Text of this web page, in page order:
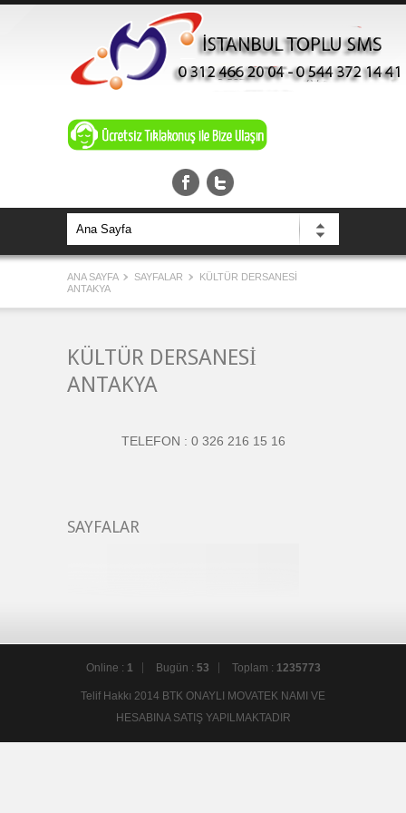
ANA SAYFA SAYFALAR
KÜLTÜR DERSANESİ
ANTAKYA
KÜLTÜR DERSANESİ
ANTAKYA
TELEFON : 0 326 216 15 16
SAYFALAR
Online : 1 Bugün : 53 Toplam : 1235773
Telif Hakkı 2014 BTK ONAYLI MOVATEK NAMI VE
HESABINA SATIŞ YAPILMAKTADIR